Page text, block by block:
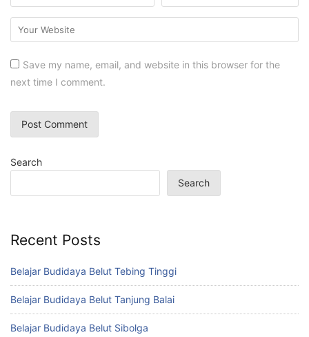
Save my name, email, and website in this browser for the
next time I comment.
Search
Search
Recent Posts
Belajar Budidaya Belut Tebing Tinggi
Belajar Budidaya Belut Tanjung Balai
Belajar Budidaya Belut Sibolga